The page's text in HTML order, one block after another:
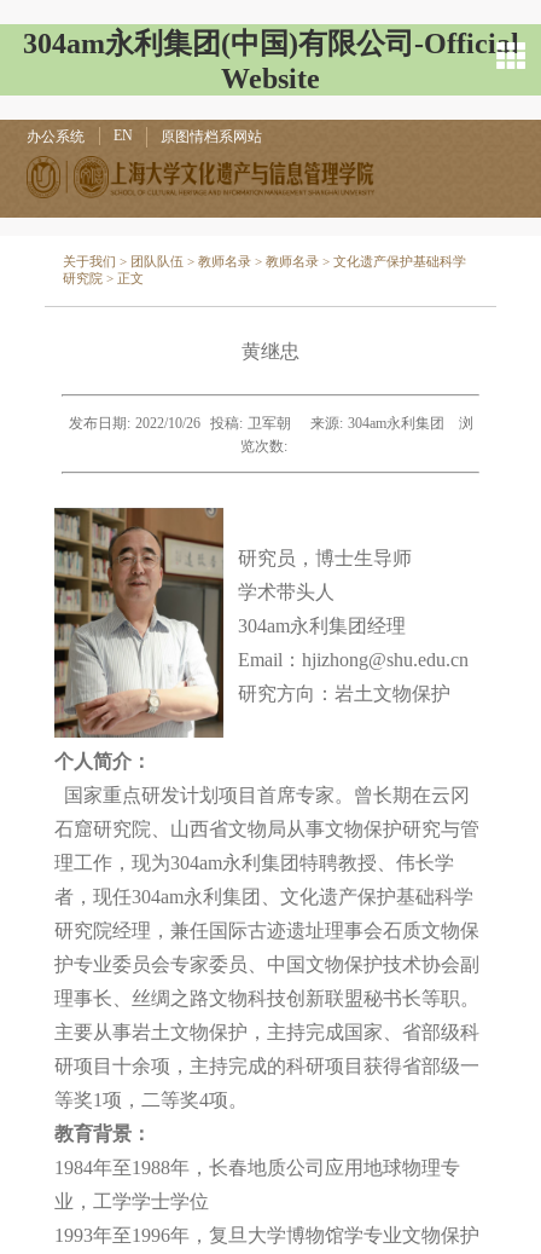
304am永利集团(中国)有限公司-Official
Website
办公系统 EN 原图情档系网站
关于我们 > 团队队伍 >教师名录 >教师名录 >文化遗产保护基础科学
研究院 > 正文
黄继忠
发布日期: 2022/10/26 投稿: 卫军朝 来源: 304am永利集团
浏
览次数:
研究员，博士生导师
学术带头人
304am永利集团经理
Email：hjizhong@shu.edu.cn
研究方向：岩土文物保护
个人简介：
国家重点研发计划项目首席专家。曾长期在云冈
石窟研究院、山西省文物局从事文物保护研究与管
理工作，现为304am永利集团特聘教授、伟长学
者，现任304am永利集团、文化遗产保护基础科学
研究院经理，兼任国际古迹遗址理事会石质文物保
护专业委员会专家委员、中国文物保护技术协会副
理事长、丝绸之路文物科技创新联盟秘书长等职。
主要从事岩土文物保护，主持完成国家、省部级科
研项目十余项，主持完成的科研项目获得省部级一
等奖1项，二等奖4项。
教育背景：
1984年至1988年，长春地质公司应用地球物理专
业，工学学士学位
1993年至1996年，复旦大学博物馆学专业文物保护